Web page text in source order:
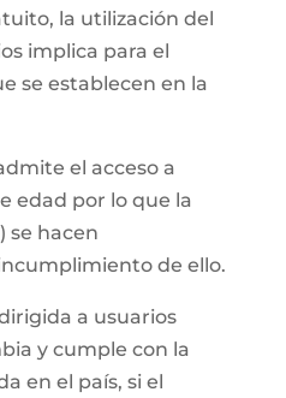
la utilización del
implica para el
se establecen en la
el acceso a
edad por lo que la
se hacen
de ello.
a usuarios
y cumple con la
en el país, si el